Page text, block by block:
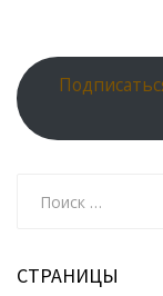
СТРАНИЦЫ